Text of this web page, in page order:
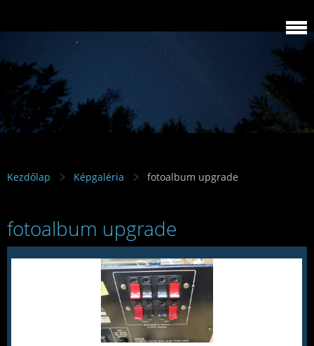
Kezdőlap Képgaléria fotoalbum upgrade
fotoalbum upgrade